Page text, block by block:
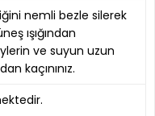
nemli bezle silerek
ışığından
ve suyun uzun
kaçınınız.